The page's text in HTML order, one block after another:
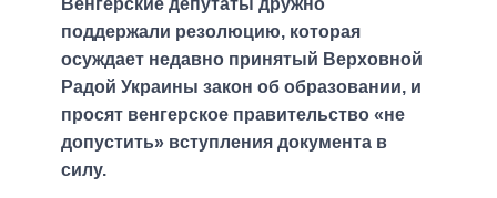
Венгерские депутаты дружно
поддержали резолюцию, которая
осуждает недавно принятый Верховной
Радой Украины закон об образовании, и
просят венгерское правительство «не
допустить» вступления документа в
силу.